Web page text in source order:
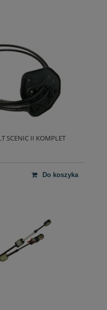
SCENIC II KOMPLET
do koszyka